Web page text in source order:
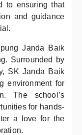
to ensuring that
and guidance
Janda Baik
Surrounded by
SK Janda Baik
environment for
The school’s
for hands-
a love for the